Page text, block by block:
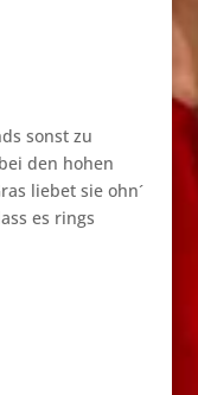
sonst zu
den hohen
liebet sie ohn´
es rings